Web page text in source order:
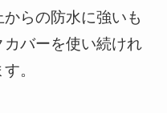
らの防水に強いも
バーを使い続けれ
。